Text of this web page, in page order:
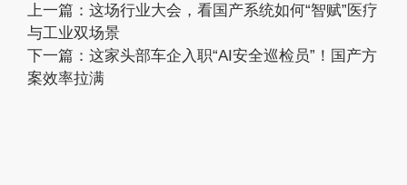
上一篇： 这场行业大会，看国产系统如何“智赋”医疗
与工业双场景
下一篇： 这家头部车企入职“AI安全巡检员”！国产方
案效率拉满